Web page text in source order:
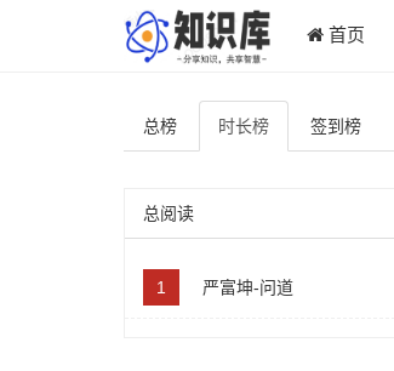
首页
总榜 时长榜 签到 榜
总阅读
1 严富坤-问道